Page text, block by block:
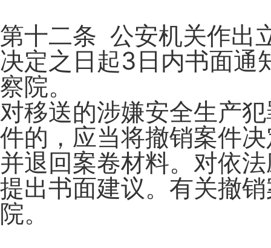
第十二条 公安机关作出
决定之日起3日内书面通
察院。
对移送的涉嫌安全生产
件的，应当将撤销案件
并退回案卷材料。对依
提出书面建议。有关撤
院。